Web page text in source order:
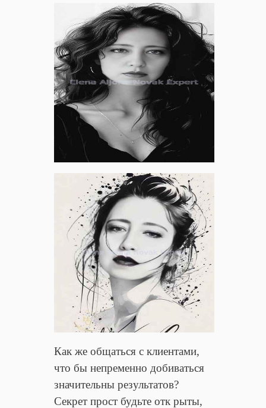
Как же общаться с клиентами,
что бы непременно добиваться
значительны результатов?
Секрет прост будьте отк рыты,